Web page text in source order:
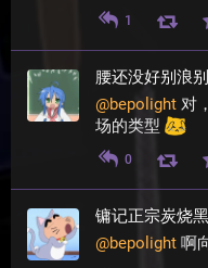
1
腰还没好别浪
@bepolight 对
场的类型
0
镛记正宗炭烧
@bepolight 啊